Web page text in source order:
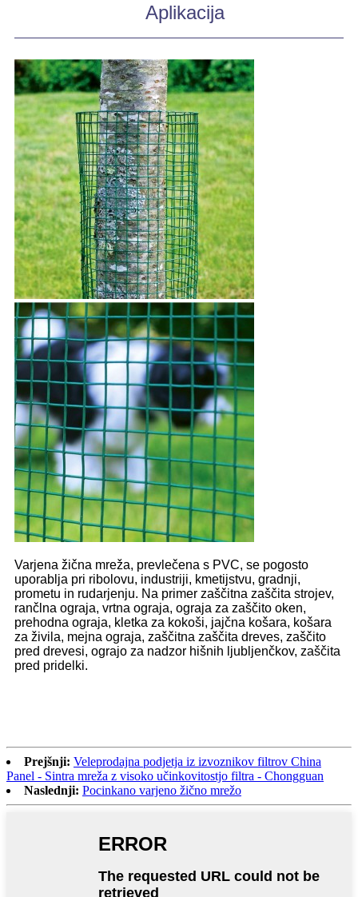
Aplikacija
Varjena žična mreža, prevlečena s PVC, se pogosto
uporablja pri ribolovu, industriji, kmetijstvu, gradnji,
prometu in rudarjenju. Na primer zaščitna zaščita strojev,
rančlna ograja, vrtna ograja, ograja za zaščito oken,
prehodna ograja, kletka za kokoši, jajčna košara, košara
za živila, mejna ograja, zaščitna zaščita dreves, zaščito
pred drevesi, ograjo za nadzor hišnih ljubljenčkov, zaščita
pred pridelki.
Prejšnji: Veleprodajna podjetja iz izvoznikov filtrov China
Panel - Sintra mreža z visoko učinkovitostjo filtra - Chongguan
Naslednji: Pocinkano varjeno žično mrežo